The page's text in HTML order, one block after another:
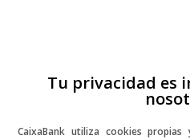
Tu privacidad es
CaixaBank utiliza cookies